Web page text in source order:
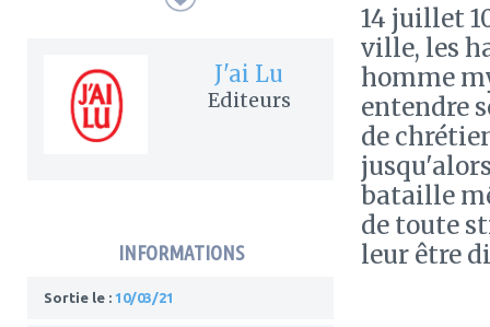
J'ai Lu
Editeurs
INFORMATIONS
Sortie le : 10/03/21
14 juillet
ville, les
homme
entendre
de
bataille
de toute
leur être